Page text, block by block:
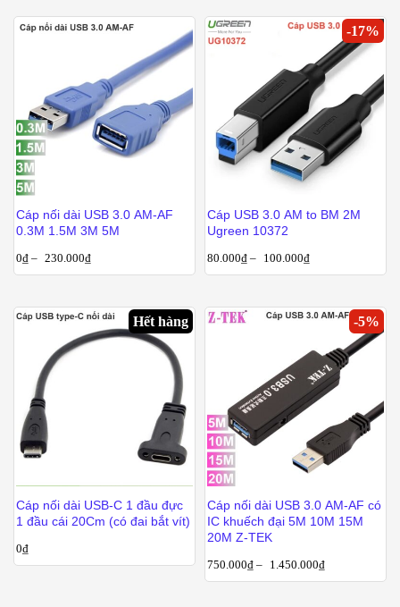
Cáp nối dài USB 3.0 AM-AF
0.3M 1.5M 3M 5M
0₫ – 230.000₫
-17%
Cáp USB 3.0 AM to BM 2M
Ugreen 10372
80.000₫ – 100.000₫
Hết hàng
Cáp nối dài USB-C 1 đầu đực
1 đầu cái 20Cm (có đai bắt vít)
0₫
-5%
Cáp nối dài USB 3.0 AM-AF có
IC khuếch đại 5M 10M 15M
20M Z-TEK
750.000₫ – 1.450.000₫